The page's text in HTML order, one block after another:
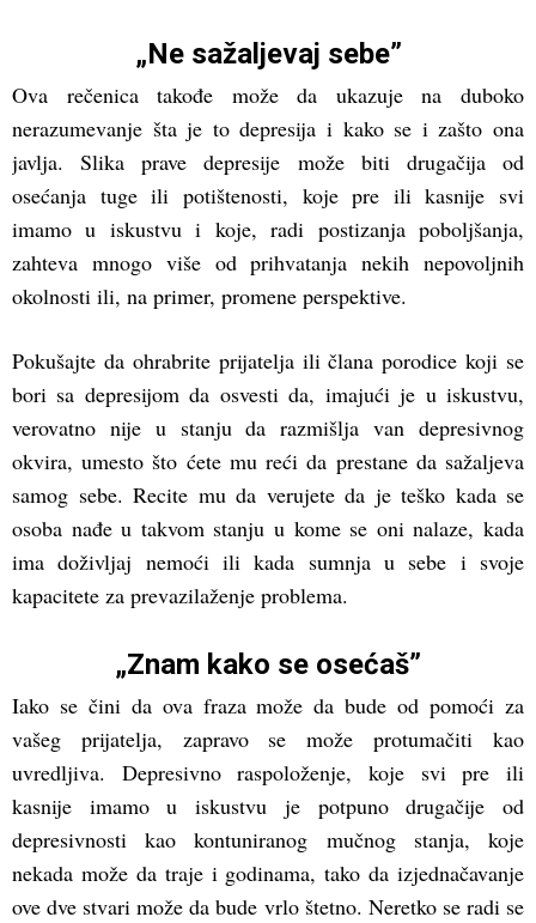
„Ne sažaljevaj sebe”
Ova rečenica takođe može da ukazuje na duboko
nerazumevanje šta je to depresija i kako se i zašto ona
javlja. Slika prave depresije može biti drugačija od
osećanja tuge ili potištenosti, koje pre ili kasnije svi
imamo u iskustvu i koje, radi postizanja poboljšanja,
zahteva mnogo više od prihvatanja nekih nepovoljnih
okolnosti ili, na primer, promene perspektive.
Pokušajte da ohrabrite prijatelja ili člana porodice koji se
bori sa depresijom da osvesti da, imajući je u iskustvu,
verovatno nije u stanju da razmišlja van depresivnog
okvira, umesto što ćete mu reći da prestane da sažaljeva
samog sebe. Recite mu da verujete da je teško kada se
osoba nađe u takvom stanju u kome se oni nalaze, kada
ima doživljaj nemoći ili kada sumnja u sebe i svoje
kapacitete za prevazilaženje problema.
„Znam kako se osećaš”
Iako se čini da ova fraza može da bude od pomoći za
vašeg prijatelja, zapravo se može protumačiti kao
uvredljiva. Depresivno raspoloženje, koje svi pre ili
kasnije imamo u iskustvu je potpuno drugačije od
depresivnosti kao kontuniranog mučnog stanja, koje
nekada može da traje i godinama, tako da izjednačavanje
ove dve stvari može da bude vrlo štetno. Neretko se radi se